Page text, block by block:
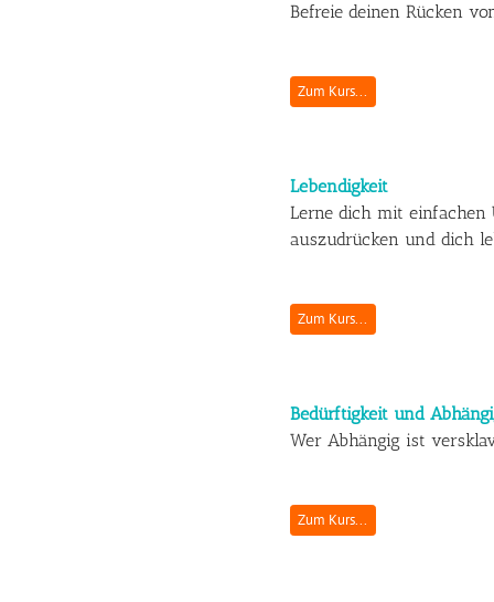
Befreie deinen Rücken
Zum Kurs...
Lebendigkeit
Lerne dich mit einfachen
auszudrücken und dich
Zum Kurs...
Bedürftigkeit und
Wer Abhängig ist
Zum Kurs...